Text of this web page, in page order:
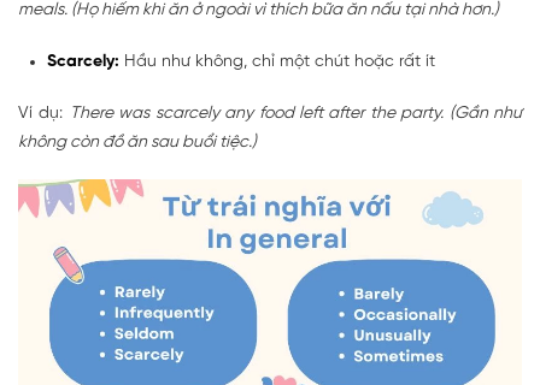
meals. (Họ hiếm khi ăn ở ngoài vì thích bữa ăn nấu tại nhà hơn.)
Scarcely: Hầu như không, chỉ một chút hoặc rất ít
Ví dụ: There was scarcely any food left after the party. (Gần như
không còn đồ ăn sau buổi tiệc.)